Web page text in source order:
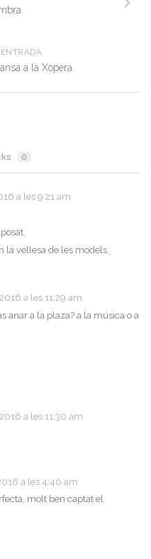
a la Xopera.
0
a les 9:21 am
la vellesa de les models.
a les 11:29 am
anar a la plaza? a la música o a
a les 11:30 am
a les 4:40 am
molt ben captat el